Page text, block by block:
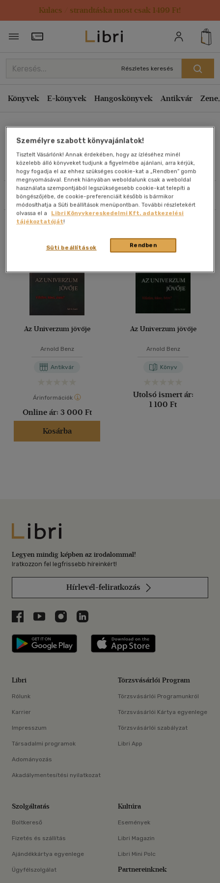
Kulacs / strandtáska most csak 1499 Ft!
Törzsvásárlói Kártya adatai
Részletes keresés
Könyvek E-könyvek Hangoskönyvek Antikvár
Arnold Benz
Művei
Szűrés Rendezés
Rendezés
Kiadás éve szerint csökkenő
Ár szerint csökkenő
Eladott darabszám szerint csökkenő
Eladott darabszám szerint növekvő
Cím szerint A-Z
Szerző szerint A-Z
Megjelenítés
20 db / oldal
Alkalmaz
Az Univerzum jövője
Arnold Benz
Antikvár
Árinformációk
Online ár: 3 000 Ft
Kosárba
Az Univerzum jövője
Arnold Benz
Könyv
Utolsó ismert ár:
1 100 Ft
Libri
Legyen mindig képben az irodalommal!
Iratkozzon fel legfrissebb híreinkért!
Hírlevél-feliratkozás
Libri a Facebookon
Libri a Youtube-on
Libri az Instagramon
Libri a LinkedInen
Libri applikáció Szerezd meg: Google
Libri
Rólunk
Karrier
Impresszum
Társadalmi programok
Adományozás
Akadálymentesítési nyilatkozat
Törzsvásárlói Program
Törzsvásárlói Programunkról
Törzsvásárlói Kártya egyenlege
Törzsvásárlói szabályzat
Libri App
Szolgáltatás
Boltkereső
Fizetés és szállítás
Ajándékkártya egyenlege
Ügyfélszolgálat
Kultúra
Események
Libri Magazin
Libri Mini Polc
Partnereinknek
Személyre szabott könyvajánlatok!
Tisztelt Vásárlónk! Annak érdekében, hogy az ízléséhez minél
közelebb álló könyveket tudjunk a figyelmébe ajánlani, arra kérjük,
hogy fogadja el az ehhez szükséges cookie-kat a „Rendben” gomb
megnyomásával. Ennek hiányában weboldalunk csak a weboldal
használata szempontjából legszükségesebb cookie-kat telepíti a
böngészőjébe, de cookie-preferenciáit később is bármikor
módosíthatja a Süti beállítások menüpontban. További részletekért
olvassa el a
Libri Könyvkereskedelmi Kft. adatkezelési
tájékoztatóját!
Rendben
Süti beállítások